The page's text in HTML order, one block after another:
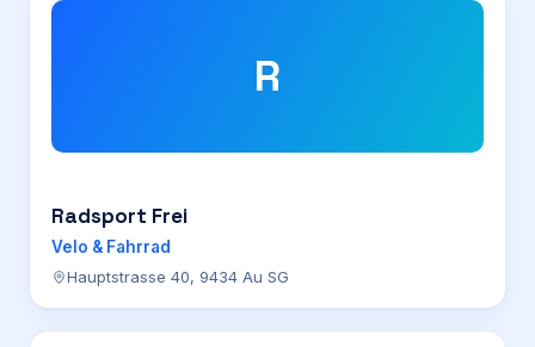
R
Radsport Frei
Velo & Fahrrad
Hauptstrasse 40, 9434 Au SG